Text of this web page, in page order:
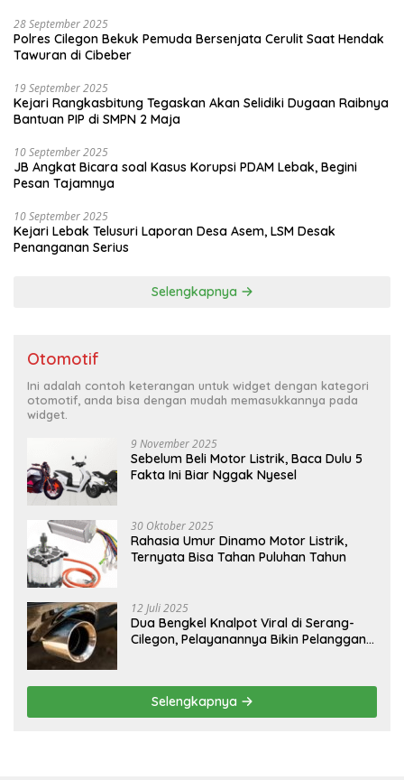
28 September 2025
Polres Cilegon Bekuk Pemuda Bersenjata Cerulit Saat Hendak
Tawuran di Cibeber
19 September 2025
Kejari Rangkasbitung Tegaskan Akan Selidiki Dugaan Raibnya
Bantuan PIP di SMPN 2 Maja
10 September 2025
JB Angkat Bicara soal Kasus Korupsi PDAM Lebak, Begini
Pesan Tajamnya
10 September 2025
Kejari Lebak Telusuri Laporan Desa Asem, LSM Desak
Penanganan Serius
Selengkapnya
Otomotif
Ini adalah contoh keterangan untuk widget dengan kategori
otomotif, anda bisa dengan mudah memasukkannya pada
widget.
9 November 2025
Sebelum Beli Motor Listrik, Baca Dulu 5
Fakta Ini Biar Nggak Nyesel
30 Oktober 2025
Rahasia Umur Dinamo Motor Listrik,
Ternyata Bisa Tahan Puluhan Tahun
12 Juli 2025
Dua Bengkel Knalpot Viral di Serang-
Cilegon, Pelayanannya Bikin Pelanggan
Selengkapnya